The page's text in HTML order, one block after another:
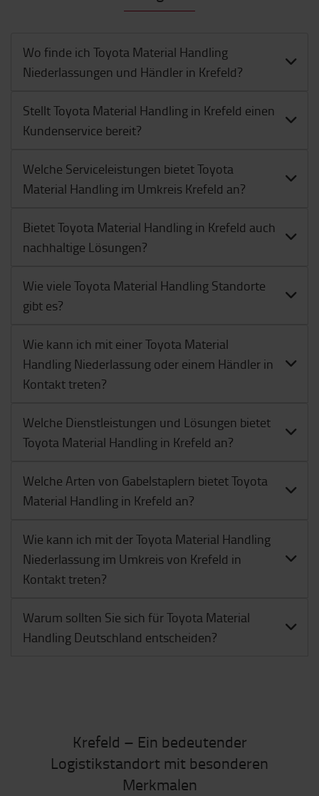
Wo finde ich Toyota Material Handling
Niederlassungen und Händler in Krefeld?
Stellt Toyota Material Handling in Krefeld einen
Kundenservice bereit?
Welche Serviceleistungen bietet Toyota
Material Handling im Umkreis Krefeld an?
Bietet Toyota Material Handling in Krefeld auch
nachhaltige Lösungen?
Wie viele Toyota Material Handling Standorte
gibt es?
Wie kann ich mit einer Toyota Material
Handling Niederlassung oder einem Händler in
Kontakt treten?
Welche Dienstleistungen und Lösungen bietet
Toyota Material Handling in Krefeld an?
Welche Arten von Gabelstaplern bietet Toyota
Material Handling in Krefeld an?
Wie kann ich mit der Toyota Material Handling
Niederlassung im Umkreis von Krefeld in
Kontakt treten?
Warum sollten Sie sich für Toyota Material
Handling Deutschland entscheiden?
Krefeld – Ein bedeutender
Logistikstandort mit besonderen
Merkmalen